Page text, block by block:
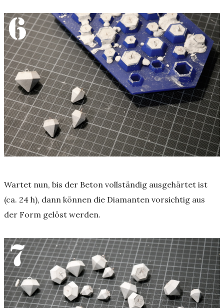
Wartet nun, bis der Beton vollständig ausgehärtet ist
(ca. 24 h), dann können die Diamanten vorsichtig aus
der Form gelöst werden.